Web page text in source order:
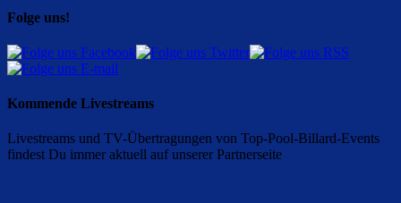
Folge uns!
Kommende Livestreams
Livestreams und TV-Übertragungen von Top-Pool-Billard-Events
findest Du immer aktuell auf unserer Partnerseite